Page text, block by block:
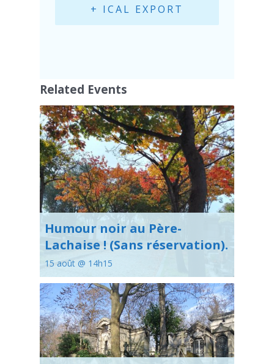
+ ICAL EXPORT
Related Events
Humour noir au Père-
Lachaise ! (Sans réservation).
15 août @ 14h15